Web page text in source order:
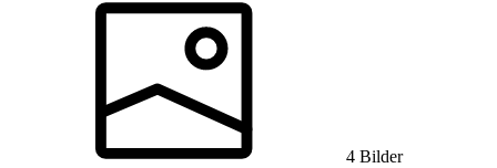
4 Bilder